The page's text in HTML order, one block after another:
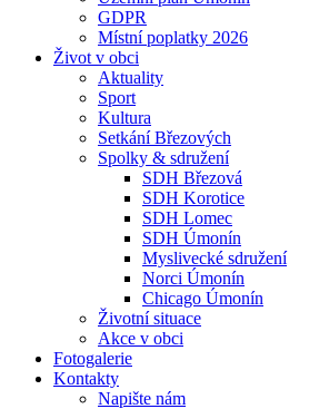
GDPR
Místní poplatky 2026
Život v obci
Aktuality
Sport
Kultura
Setkání Březových
Spolky & sdružení
SDH Březová
SDH Korotice
SDH Lomec
SDH Úmonín
Myslivecké sdružení
Norci Úmonín
Chicago Úmonín
Životní situace
Akce v obci
Fotogalerie
Kontakty
Napište nám